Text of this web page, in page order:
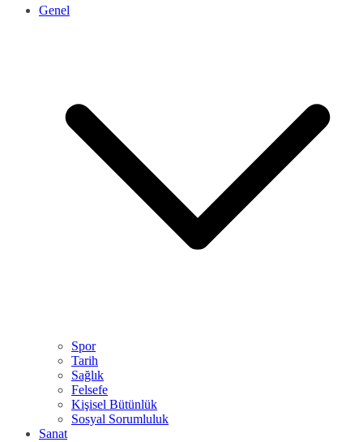
Genel
Spor
Tarih
Sağlık
Felsefe
Kişisel Bütünlük
Sosyal Sorumluluk
Sanat